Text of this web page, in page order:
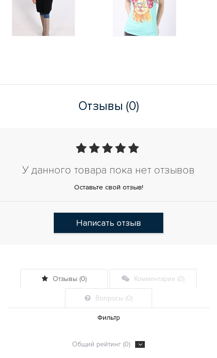
Отзывы (0)
У данного товара пока нет отзывов
Оставьте свой отзыв!
Написать отзыв
Отзывы (0) Комментарии (0)
Вопросы (0)
Фильтр
Общий рейтинг (0)